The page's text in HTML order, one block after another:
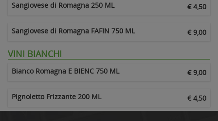
Sangiovese di Romagna 250 ML € 4,50
Sangiovese di Romagna FAFIN 750 ML € 9,00
VINI BIANCHI
Bianco Romagna E BIENC 750 ML € 9,00
Pignoletto Frizzante 200 ML € 4,50